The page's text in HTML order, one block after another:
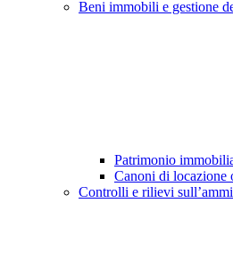
Beni immobili e gestione
Patrimonio
Canoni di locazione
Controlli e rilievi